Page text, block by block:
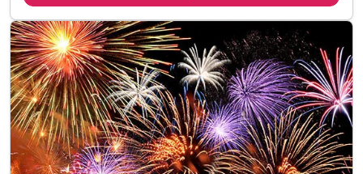
1 x Flasche Sekt und Obstteller auf Zimmer
inkl. Upgrade in die Superior-Kategorie